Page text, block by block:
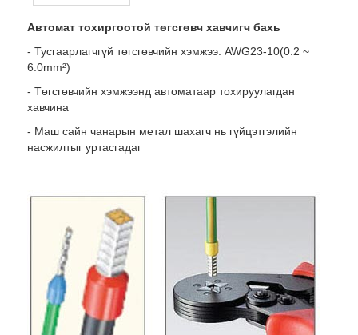
Автомат тохиргоотой төгсгөвч хавчигч бахь
- Тусгаарлагчгүй төгсгөвчийн хэмжээ: AWG23-10(0.2 ~
6.0mm²)
- Төгсгөвчийн хэмжээнд автоматаар тохируулагдан
хавчина
- Маш сайн чанарын метал шахагч нь гүйцэтгэлийн
насжилтыг уртасгадаг